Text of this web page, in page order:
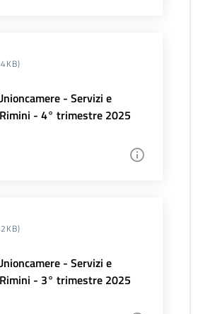
- Servizi e
- 4° trimestre 2025
- Servizi e
- 3° trimestre 2025